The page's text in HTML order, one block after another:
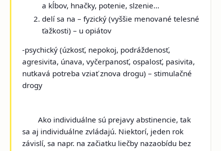
a kĺbov, hnačky, potenie, slzenie...
delí sa na –fyzický (vyššie menované telesné
ťažkosti) – u opiátov
-psychický(úzkosť, nepokoj, podráždenosť,
agresivita, únava, vyčerpanosť, ospalosť, pasivita,
nutkavá potreba vziať znova drogu) – stimulačné
drogy
Ako individuálne sú prejavy abstinencie, tak
sa aj individuálne zvládajú. Niektorí, jeden rok
závislí, sa napr. na začiatku liečby nazaobídu bez